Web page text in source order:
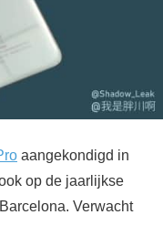
aangekondigd in
op de jaarlijkse
Verwacht